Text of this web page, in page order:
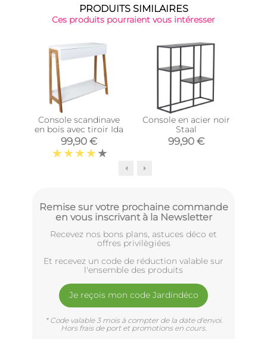
PRODUITS SIMILAIRES
Ces produits pourraient vous intéresser
Console scandinave
en bois avec tiroir Ida
99,90 €
Console en acier noir
Staal
99,90 €
Remise sur votre prochaine commande
en vous inscrivant à la Newsletter
Recevez nos bons plans, astuces déco et
offres privilègiées
Et recevez un code de réduction valable sur
l'ensemble des produits
Je reçois mon code Jardindéco
* Code valable 3 mois à compter de la date d'envoi.
Hors frais de port et promotions en cours.